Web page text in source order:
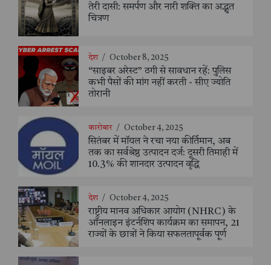
तेरी दासी: समर्पण और नारी शक्ति का अद्भुत
चित्रण
देश / October 8, 2025
“साइबर अरेस्ट” ठगी से सावधान रहें: पुलिस
कभी पैसों की मांग नहीं करती - सीए ज्योति
तोरानी
कारोबार / October 4, 2025
सितंबर में मॉयल ने रचा नया कीर्तिमान, अब
तक का सर्वश्रेष्ठ उत्पादन दर्ज: दूसरी तिमाही में
10.3% की शानदार उत्पादन वृद्धि
देश / October 4, 2025
राष्ट्रीय मानव अधिकार आयोग (NHRC) के
ऑनलाइन इंटर्नशिप कार्यक्रम का समापन, 21
राज्यों के छात्रों ने किया सफलतापूर्वक पूर्ण